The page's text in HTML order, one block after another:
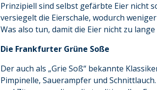
Prinzipiell sind selbst gefärbte Eier nicht
versiegelt die Eierschale, wodurch
Was also tun, damit die Eier nicht zu
Die Frankfurter Grüne Soße
Der auch als „Grie Soß“ bekannte
Pimpinelle, Sauerampfer und